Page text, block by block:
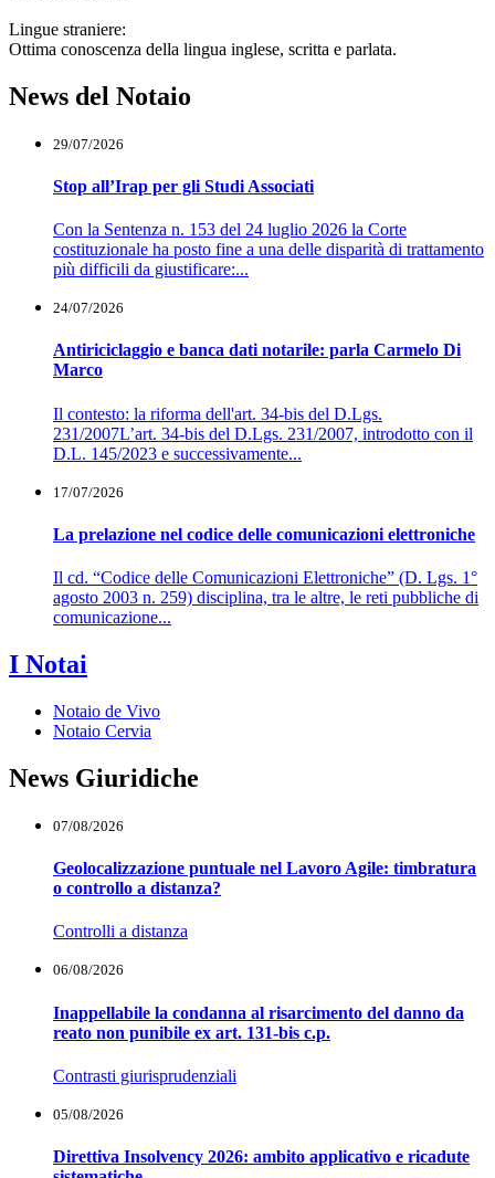
Lingue straniere:
Ottima conoscenza della lingua inglese, scritta e parlata.
News del Notaio
29/07/2026
Stop all’Irap per gli Studi Associati
Con la Sentenza n. 153 del 24 luglio 2026 la Corte
costituzionale ha posto fine a una delle disparità di trattamento
più difficili da giustificare:...
24/07/2026
Antiriciclaggio e banca dati notarile: parla Carmelo Di
Marco
Il contesto: la riforma dell'art. 34-bis del D.Lgs.
231/2007L’art. 34-bis del D.Lgs. 231/2007, introdotto con il
D.L. 145/2023 e successivamente...
17/07/2026
La prelazione nel codice delle comunicazioni elettroniche
Il cd. “Codice delle Comunicazioni Elettroniche” (D. Lgs. 1°
agosto 2003 n. 259) disciplina, tra le altre, le reti pubbliche di
comunicazione...
I Notai
Notaio de Vivo
Notaio Cervia
News Giuridiche
07/08/2026
Geolocalizzazione puntuale nel Lavoro Agile: timbratura
o controllo a distanza?
Controlli a distanza
06/08/2026
Inappellabile la condanna al risarcimento del danno da
reato non punibile ex art. 131-bis c.p.
Contrasti giurisprudenziali
05/08/2026
Direttiva Insolvency 2026: ambito applicativo e ricadute